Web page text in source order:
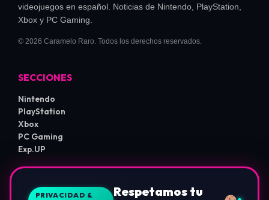
videojuegos en español. Noticias de Nintendo, PlayStation,
Xbox y PC Gaming.
© 2026 Caramelo Raro. Todos los derechos reservados.
SECCIONES
Nintendo
PlayStation
Xbox
PC Gaming
Exp.UP
LEGAL E INFORMACIÓN
PRIVACIDAD &
Respetamos tu